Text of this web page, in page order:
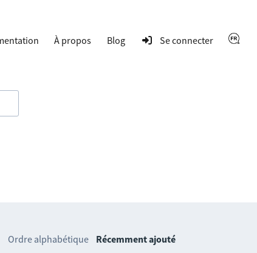
À propos Blog Se connecter
Ordre alphabétique Récemment ajouté